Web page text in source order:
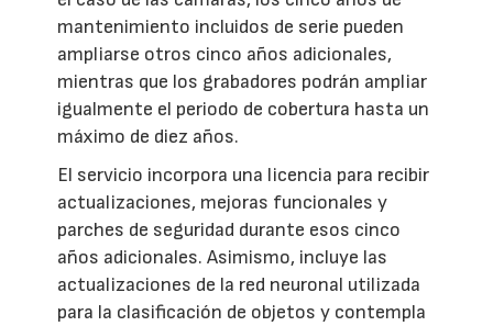
mantenimiento incluidos de serie pueden
ampliarse otros cinco años adicionales,
mientras que los grabadores podrán ampliar
igualmente el periodo de cobertura hasta un
máximo de diez años.
El servicio incorpora una licencia para recibir
actualizaciones, mejoras funcionales y
parches de seguridad durante esos cinco
años adicionales. Asimismo, incluye las
actualizaciones de la red neuronal utilizada
para la clasificación de objetos y contempla